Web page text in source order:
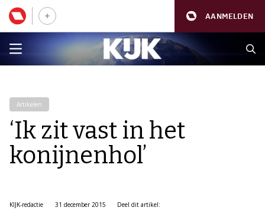
AANMELDEN
Artikelen
‘Ik zit vast in het
konijnenhol’
KIJK-redactie
31 december 2015
Deel dit artikel: